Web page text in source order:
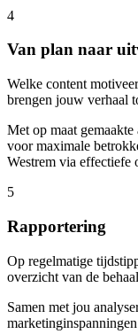
4
Van plan naar
Welke content
brengen jouw verhaal
Met op maat gemaakte
voor maximale
Westrem via effectiefe
5
Rapportering
Op regelmatige
overzicht van de
Samen met jou